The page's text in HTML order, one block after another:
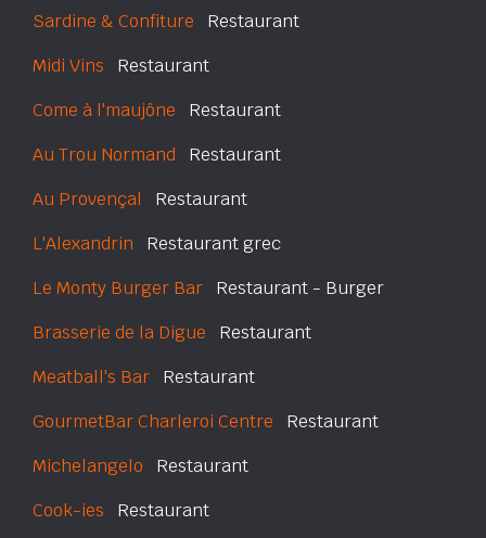
Sardine & Confiture Restaurant
Midi Vins Restaurant
Come à l'maujône Restaurant
Au Trou Normand Restaurant
Au Provençal Restaurant
L'Alexandrin Restaurant grec
Le Monty Burger Bar Restaurant - Burger
Brasserie de la Digue Restaurant
Meatball's Bar Restaurant
GourmetBar Charleroi Centre Restaurant
Michelangelo Restaurant
Cook-ies Restaurant